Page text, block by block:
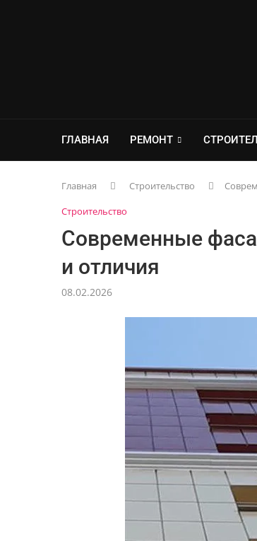
ГЛАВНАЯ РЕМОНТ
Главная Строительство
Строительство
Современные
и отличия
08.02.2026